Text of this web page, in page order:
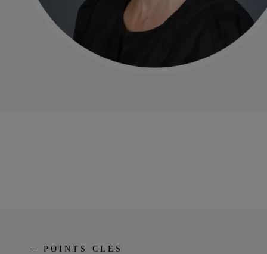
POINTS CLÉS